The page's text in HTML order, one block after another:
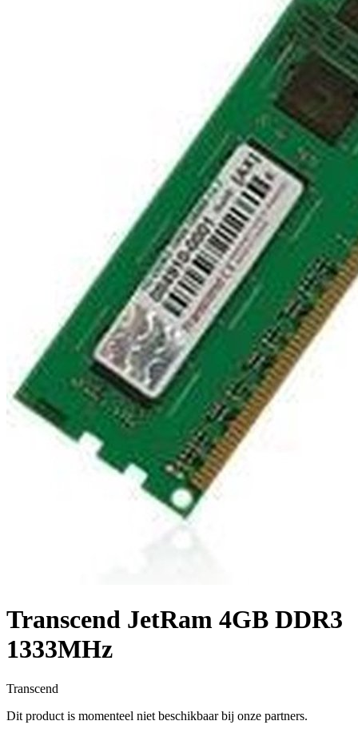
Transcend JetRam 4GB DDR3
1333MHz
Transcend
Dit product is momenteel niet beschikbaar bij onze partners.